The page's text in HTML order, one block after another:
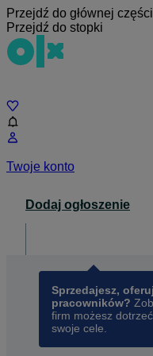
Przejdź do głównej części
Przejdź do stopki
Twoje konto
Dodaj ogłoszenie
Sprzedajesz,
pracowników?
firm możesz
swoje cele.